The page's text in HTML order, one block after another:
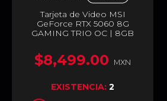
Tarjeta de Video MSI
GeForce RTX 5060 8G
GAMING TRIO OC | 8GB
128 Bits | 1 x HDMI / 3 x
DisplayPort | Negro | G5060-
$8,499.00 MXN
EXISTENCIA:2